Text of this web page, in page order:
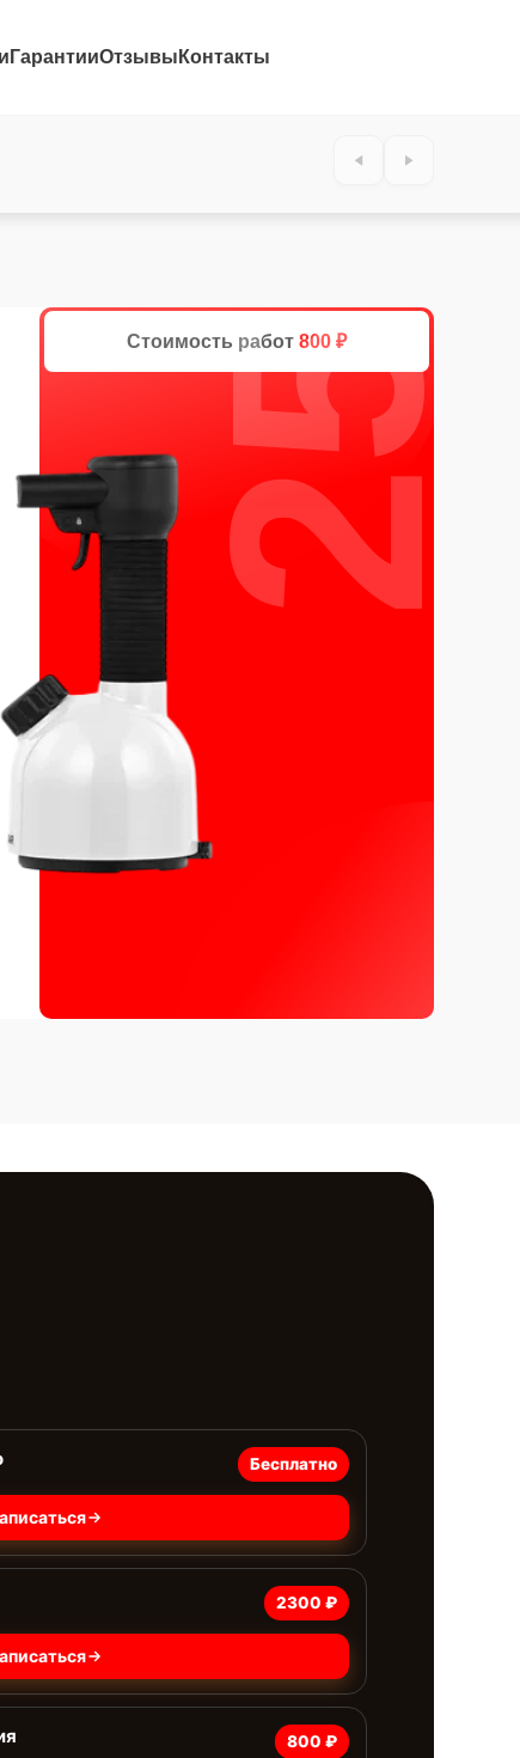
ГарантииОтзывы Контакты
Стоимость работ 800 ₽
25%
Бесплатно
2300 ₽
800 ₽